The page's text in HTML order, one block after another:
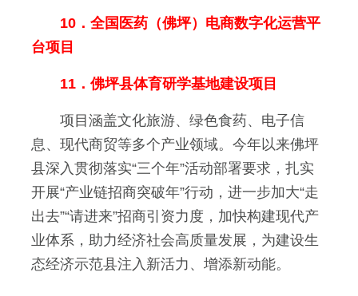
10．全国医药（佛坪）电商数字化运营平
台项目
11．佛坪县体育研学基地建设项目
项目涵盖文化旅游、绿色食药、电子信
息、现代商贸等多个产业领域。今年以来佛坪
县深入贯彻落实“三个年”活动部署要求，扎实
开展“产业链招商突破年”行动，进一步加大“走
出去”“请进来”招商引资力度，加快构建现代产
业体系，助力经济社会高质量发展，为建设生
态经济示范县注入新活力、增添新动能。